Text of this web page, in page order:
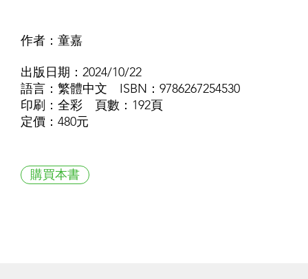
作者：童嘉
出版日期：2024/10/22
語言：繁體中文 ISBN：9786267254530
印刷：全彩 頁數：192頁
定價：480元
購買本書